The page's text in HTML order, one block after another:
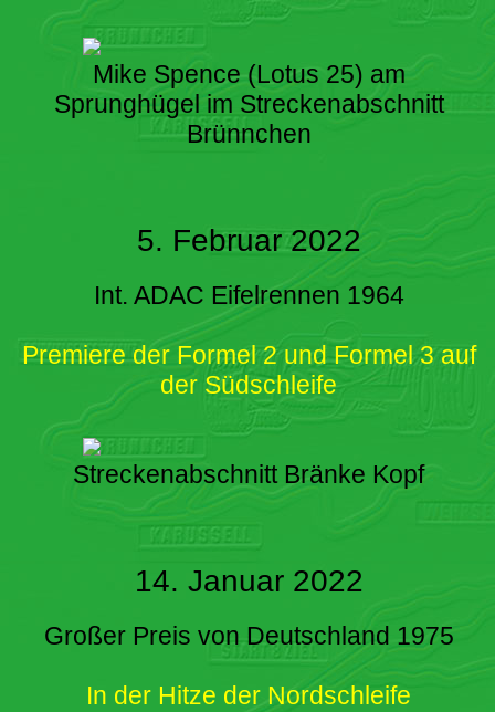
Mike Spence (Lotus 25) am
Sprunghügel im Streckenabschnitt
Brünnchen
5. Februar 2022
Int. ADAC Eifelrennen 1964
Premiere der Formel 2 und Formel 3 auf
der Südschleife
Streckenabschnitt Bränke Kopf
14. Januar 2022
Großer Preis von Deutschland 1975
In der Hitze der Nordschleife